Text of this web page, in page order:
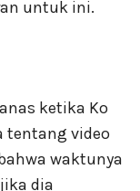
untuk ini.
ketika Ko
tentang video
waktunya
dia